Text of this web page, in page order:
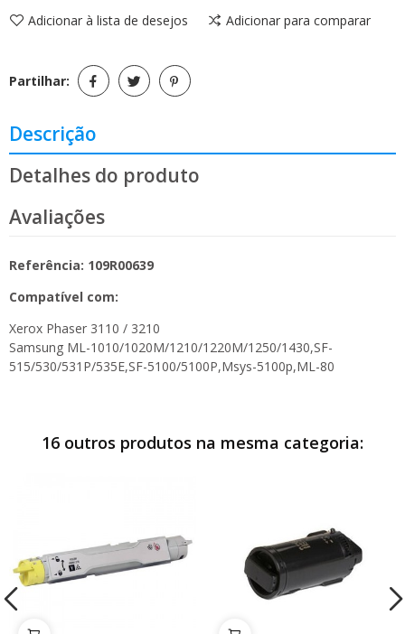
Adicionar à lista de desejos Adicionar para comparar
Partilhar:
Descrição
Detalhes do produto
Avaliações
Referência: 109R00639
Compatível com:
Xerox Phaser 3110 / 3210
Samsung ML-1010/1020M/1210/1220M/1250/1430,SF-
515/530/531P/535E,SF-5100/5100P,Msys-5100p,ML-80
16 outros produtos na mesma categoria: